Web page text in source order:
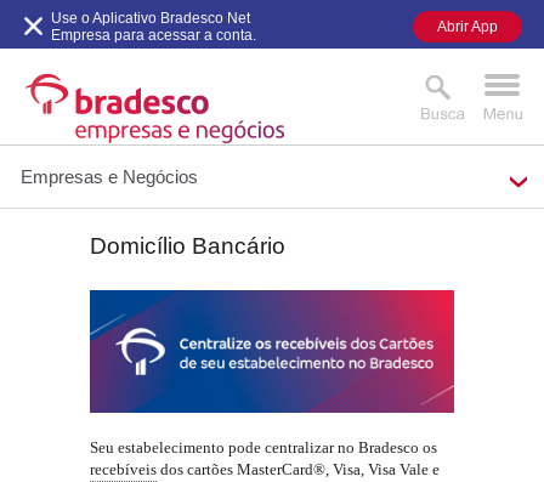
Empresas e Negócios
RECENTES
Domicílio Bancário
Seu estabelecimento pode centralizar no Bradesco os
recebíveis dos cartões MasterCard®, Visa, Visa Vale e
Use o Aplicativo Bradesco Net
Empresa para acessar a conta.
Abrir App